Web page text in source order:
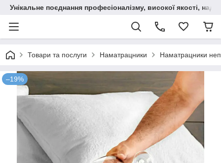
Унікальне поєднання професіоналізму, високої якості,
Товари та послуги Наматрацники Наматрацники
–19%